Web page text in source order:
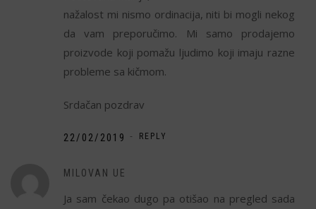
nažalost mi nismo ordinacija, niti bi mogli nekog
da vam preporučimo. Mi samo prodajemo
proizvode koji pomažu ljudimo koji imaju razne
probleme sa kičmom.
Srdačan pozdrav
22/02/2019 - REPLY
MILOVAN UE
Ja sam čekao dugo pa otišao na pregled sada